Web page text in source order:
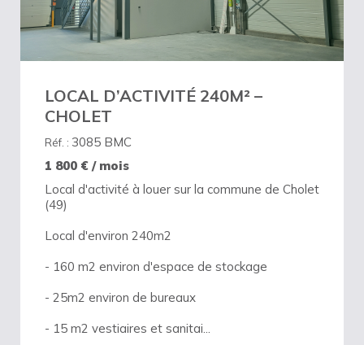
LOCAL D’ACTIVITÉ 240M² –
CHOLET
Réf. : 3085 BMC
1 800 € / mois
Local d'activité à louer sur la commune de Cholet
(49)
Local d'environ 240m2
- 160 m2 environ d'espace de stockage
- 25m2 environ de bureaux
- 15 m2 vestiaires et sanitai...